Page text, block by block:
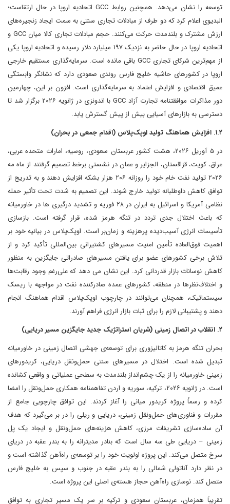
توسعه را نشان می‌دهد. همچنین روابط GCC اتحادیه اروپا در حال ارتقاست؛
البدیوی اعلام کرد که دو طرف از مبادلات تجاری سنتی به سمت ایجاد زنجیره‌های
ارزش مشترک و بلندمدت حرکت می‌کنند. حجم مبادلات تجاری کالا میان GCC و
اتحادیه اروپا در حال حاضر به نزدیک ۱۹۷ میلیارد دلار رسیده و اتحادیه اروپا یکی
از مهم‌ترین شرکای تجاری GCC باقی مانده است. سرمایه‌گذاری مستقیم خارجی
اروپا در کشورهای حاشیه خلیج فارس روندی صعودی دارد که نشانگر وابستگی
عمیق اقتصادی و افزایش اعتماد به سرمایه‌گذاری است. افزون بر این، چهارمین
دور مذاکرات موافقتنامه تجارت آزاد GCC با اندونزی در ژانویه ۲۰۲۶ برگزار شد تا
دسترسی به بازارهای آسیایی بیش از پیش گسترش یابد.
۱.۲. افزایش هماهنگ تولید اوپک‌پلاس (اقدام جمعی در بحران)
در ۵ آوریل ۲۰۲۶، هشت کشور عربستان سعودی، روسیه، امارات متحده عربی،
عراق، کویت، قزاقستان، الجزایر و عمان در نشستی برخط تصمیم گرفتند از ماه مه
۲۰۲۶ تولید نفت خام خود را روزانه ۲۰۶ هزار بشکه افزایش دهند و به تدریج از
توافق کاهش داوطلبانه تولید خارج شوند. این تصمیم به شدت تحت تأثیر حمله
نظامی آمریکا و اسرائیل به ایران در ۲۸ فوریه و تشدید درگیری ها در خاورمیانه
که باعث اختلال جدی تردد در تنگه هرمز شده، قرار گرفته است. بازسازی
تأسیسات انرژی آسیب‌دیده پرهزینه و زمان‌بر است. اوپک‌پلاس در بیانیه خود بر
اهمیت فوق‌العاده تأمین امنیت مسیرهای کشتیرانی بین‌المللی تأکید کرد و از
تلاش برخی کشورهای عضو برای یافتن مسیرهای صادراتی جایگزین به منظور
کاهش نوسانات بازار قدردانی کرد. این نشان می دهد که علی‌رغم وجود رقابت‌ها
و اختلاف‌نظرها در منطقه، کشورهای عمده صادرکننده نفت در مواجهه با ریسک
سیستماتیک، همچنان می‌توانند در چارچوب اوپک‌پلاس اقدام هماهنگ انجام
دهند و پشتیبانی لازم را برای ثبات بازار انرژی فراهم آورند.
۲. انقلاب در اتصال زمینی (شریان استراتژیک جدید جایگزین مسیر دریایی)
بحران تنگه هرمز به کاتالیزوری برای توسعه‌ی جهشی اتصال زمینی در خاورمیانه
تبدیل شده است. اختلال در مسیرهای سنتی حمل‌ونقل دریایی، کریدورهای
زمینی خاورمیانه را از یک چشم‌انداز بلندمدت به سطحی عملیاتی و واقعی کشانده
است. در ژانویه ۲۰۲۶، ترکیه، سوریه و اردن تفاهمنامه همکاری حمل‌ونقل را امضا
کرده و رسماً پروژه کریدور میانی را آغاز کردند. این توافق چارچوبی جامع از
مقررات و فناوری‌های حمل‌ونقل زمینی، دریایی و ریلی را در بر می‌گیرد که هدف
آن ساده‌سازی تشریفات مرزی، کاهش هزینه‌های حمل‌ونقل و ایجاد یک پل
زمینی – دریایی طی سه سال است که بنادر مدیترانه را به بندر عقبه در دریای
سرخ متصل می‌کند. این پروژه اولویت خود را بر توسعه‌ی راه‌آهن گذاشته است و
در نظر دارد آناتولی شمالی را به بندر عقبه در جنوب و سپس به خلیج فارس
متصل کند. نوسازی راه‌آهن حجاز هسته‌ی اصلی این پروژه است.
تقریباً همزمان، عربستان سعودی و ترکیه بر سر یک مسیر تجاری به توافق